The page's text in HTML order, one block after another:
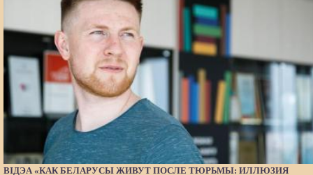
ВІДЭА «КАК БЕЛАРУСЫ ЖИВУТ ПОСЛЕ ТЮРЬМЫ: ИЛЛЮЗИЯ